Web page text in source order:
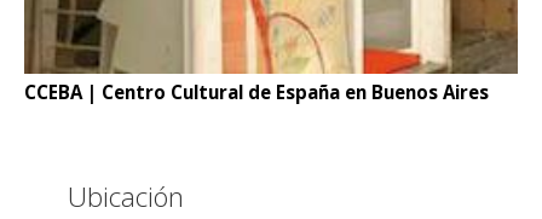
CCEBA | Centro Cultural de España en Buenos Aires
Ubicación